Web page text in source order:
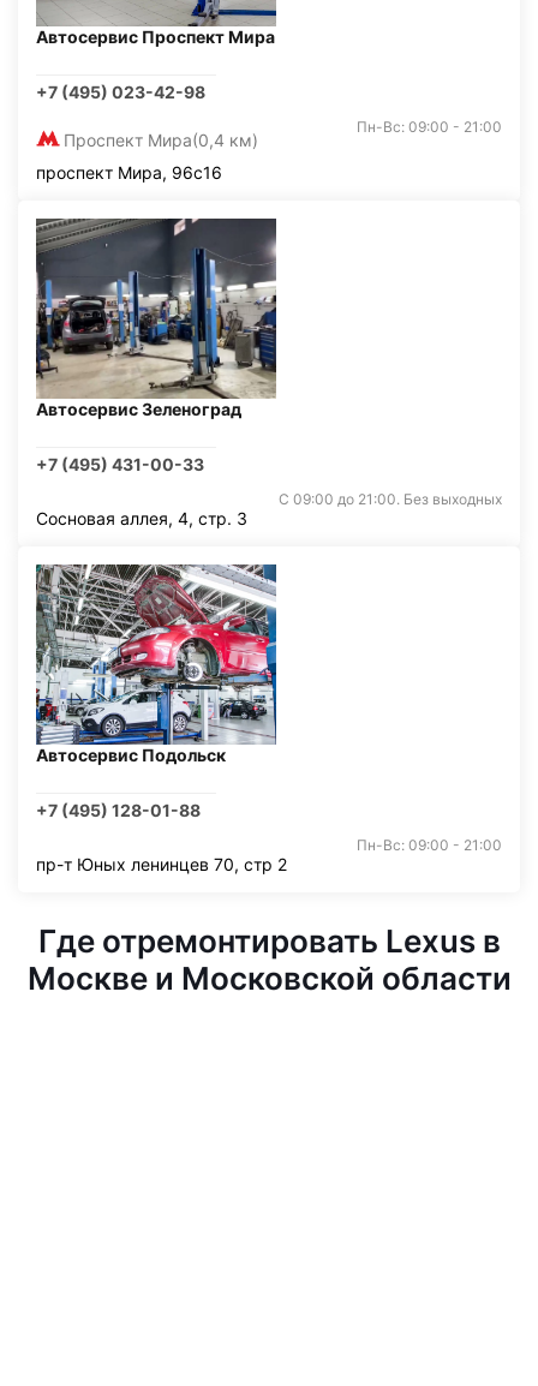
Автосервис Проспект Мира
+7 (495) 023-42-98
Проспект Мира(0,4 км)
Пн-Вс: 09:00 - 21:00
проспект Мира, 96с16
Автосервис Зеленоград
+7 (495) 431-00-33
С 09:00 до 21:00. Без выходных
Сосновая аллея, 4, стр. 3
Автосервис Подольск
+7 (495) 128-01-88
Пн-Вс: 09:00 - 21:00
пр-т Юных ленинцев 70, стр 2
Где отремонтировать Lexus в
Москве и Московской области